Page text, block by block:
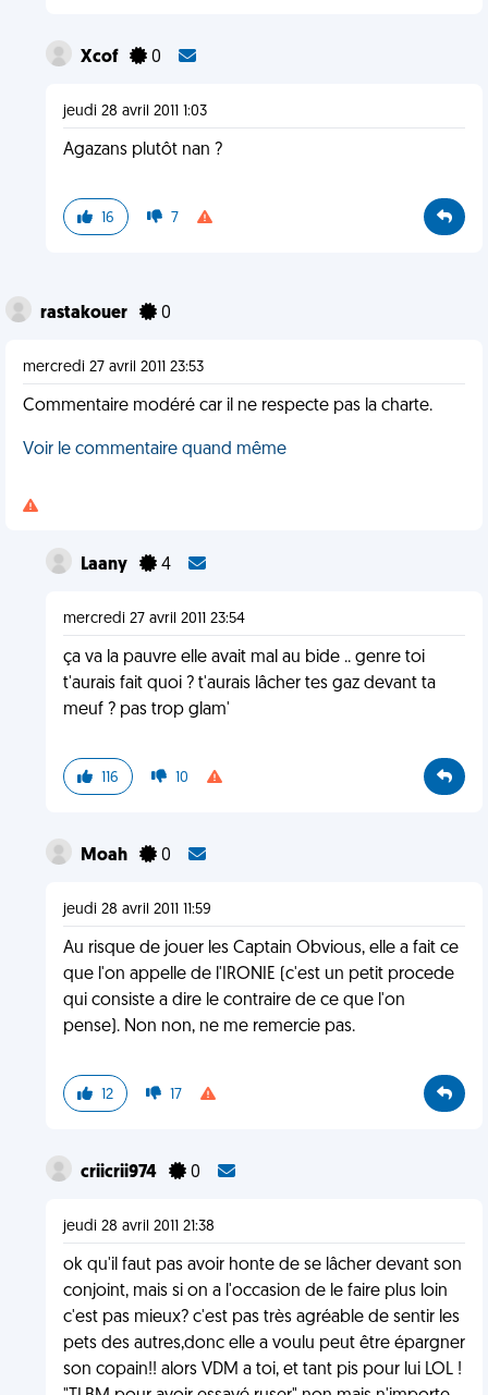
Xcof 0
jeudi 28 avril 2011 1:03
Agazans plutôt nan ?
16 7
rastakouer 0
mercredi 27 avril 2011 23:53
Commentaire modéré car il ne respecte pas la charte.
Voir le commentaire quand même
Laany 4
mercredi 27 avril 2011 23:54
ça va la pauvre elle avait mal au bide .. genre toi
t'aurais fait quoi ? t'aurais lâcher tes gaz devant ta
meuf ? pas trop glam'
116 10
Moah 0
jeudi 28 avril 2011 11:59
Au risque de jouer les Captain Obvious, elle a fait ce
que l'on appelle de l'IRONIE (c'est un petit procede
qui consiste a dire le contraire de ce que l'on
pense). Non non, ne me remercie pas.
12 17
criicrii974 0
jeudi 28 avril 2011 21:38
ok qu'il faut pas avoir honte de se lâcher devant son
conjoint, mais si on a l'occasion de le faire plus loin
c'est pas mieux? c'est pas très agréable de sentir les
pets des autres,donc elle a voulu peut être épargner
son copain!! alors VDM a toi, et tant pis pour lui LOL !